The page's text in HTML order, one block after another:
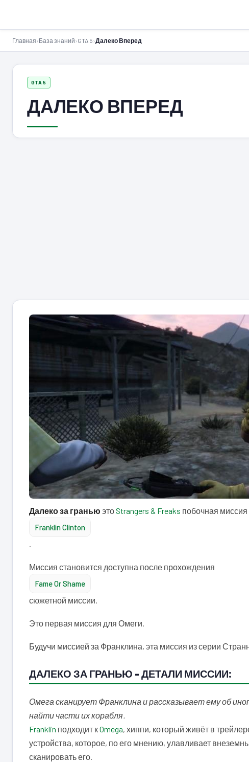
Главная›База знаний›GTA 5›Далеко Вперед
GTA 5
ДАЛЕКО ВПЕРЕД
Далеко за гранью этоStrangers & Freaks побочная миссия
Franklin Clinton
.
Миссия становится доступна после прохождения
Fame Or Shame
сюжетной миссии.
Это первая миссия для Омеги.
Будучи миссией за Франклина, эта миссия из серии
ДАЛЕКО ЗА ГРАНЬЮ – ДЕТАЛИ МИССИИ:
Омега сканирует Франклина и рассказывает ему об
найти части их корабля.
Franklin подходит кOmega, хиппи, который живёт в
устройства, которое, по его мнению, улавливает
сканировать его.